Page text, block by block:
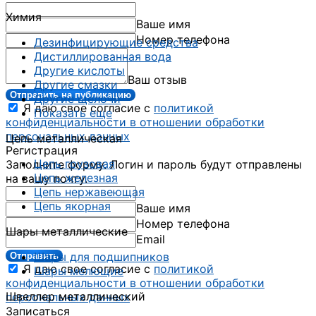
Химия
Дезинфицирующие средства
Дистиллированная вода
Другие кислоты
Другие смазки
Другие щелочи
Показать еще
Цепь металлическая
Цепь грузовая
Цепь железная
Цепь нержавеющая
Цепь якорная
Шары металлические
Шары для подшипников
Шары мелющие
Швеллер металлический
Ваше имя
Номер телефона
Ваш отзыв
Отправить на публикацию
Я даю свое согласие с политикой
конфиденциальности в отношении обработки
персональных данных
Регистрация
Заполните форму. Логин и пароль будут отправлены
на вашу почту.
Ваше имя
Номер телефона
Email
Отправить
Я даю свое согласие с политикой
конфиденциальности в отношении обработки
персональных данных
Записаться